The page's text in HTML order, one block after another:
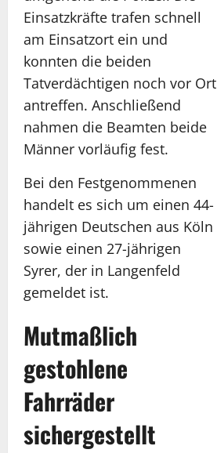
Einsatzkräfte trafen schnell
am Einsatzort ein und
konnten die beiden
Tatverdächtigen noch vor Ort
antreffen. Anschließend
nahmen die Beamten beide
Männer vorläufig fest.
Bei den Festgenommenen
handelt es sich um einen 44-
jährigen Deutschen aus Köln
sowie einen 27-jährigen
Syrer, der in Langenfeld
gemeldet ist.
Mutmaßlich
gestohlene
Fahrräder
sichergestellt